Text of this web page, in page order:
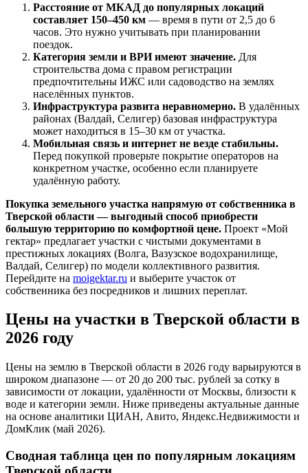
Расстояние от МКАД до популярных локаций
составляет 150–450 км — время в пути от 2,5 до 6
часов. Это нужно учитывать при планировании
поездок.
Категория земли и ВРИ имеют значение. Для
строительства дома с правом регистрации
предпочтительны ИЖС или садоводство на землях
населённых пунктов.
Инфраструктура развита неравномерно. В удалённых
районах (Валдай, Селигер) базовая инфраструктура
может находиться в 15–30 км от участка.
Мобильная связь и интернет не везде стабильны.
Перед покупкой проверьте покрытие операторов на
конкретном участке, особенно если планируете
удалённую работу.
Покупка земельного участка напрямую от собственника в
Тверской области — выгодный способ приобрести
большую территорию по комфортной цене. Проект «Мой
гектар» предлагает участки с чистыми документами в
престижных локациях (Волга, Вазузское водохранилище,
Валдай, Селигер) по модели коллективного развития.
Перейдите на moigektar.ru и выберите участок от
собственника без посредников и лишних переплат.
Цены на участки в Тверской области в
2026 году
Цены на землю в Тверской области в 2026 году варьируются в
широком диапазоне — от 20 до 200 тыс. рублей за сотку в
зависимости от локации, удалённости от Москвы, близости к
воде и категории земли. Ниже приведены актуальные данные
на основе аналитики ЦИАН, Авито, Яндекс.Недвижимости и
ДомКлик (май 2026).
Сводная таблица цен по популярным локациям